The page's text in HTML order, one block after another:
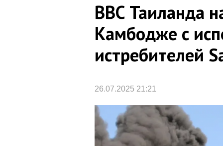
ВВС Таиланда
Камбодже с
истребителей
26.07.2025 21:21